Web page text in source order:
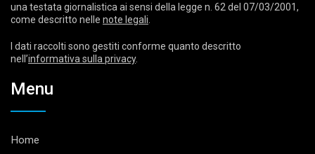
una testata giornalistica ai sensi della legge n. 62 del 07/03/2001,
come descritto nelle note legali
I dati raccolti sono gestiti conforme quanto descritto
nell’informativa sulla privacy.
Menu
Home